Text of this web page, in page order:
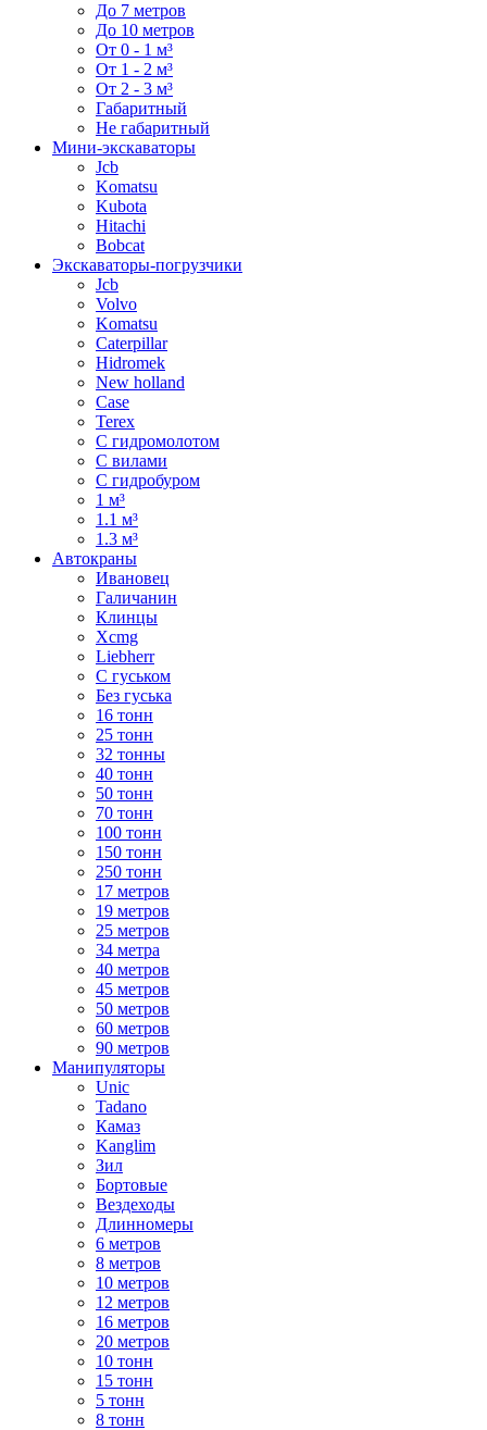
До 7 метров
До 10 метров
От 0 - 1 м³
От 1 - 2 м³
От 2 - 3 м³
Габаритный
Не габаритный
Мини-экскаваторы
Jcb
Komatsu
Kubota
Hitachi
Bobcat
Экскаваторы-погрузчики
Jcb
Volvo
Komatsu
Caterpillar
Hidromek
New holland
Case
Terex
С гидромолотом
С вилами
С гидробуром
1 м³
1.1 м³
1.3 м³
Автокраны
Ивановец
Галичанин
Клинцы
Xcmg
Liebherr
С гуськом
Без гуська
16 тонн
25 тонн
32 тонны
40 тонн
50 тонн
70 тонн
100 тонн
150 тонн
250 тонн
17 метров
19 метров
25 метров
34 метра
40 метров
45 метров
50 метров
60 метров
90 метров
Манипуляторы
Unic
Tadano
Камаз
Kanglim
Зил
Бортовые
Вездеходы
Длинномеры
6 метров
8 метров
10 метров
12 метров
16 метров
20 метров
10 тонн
15 тонн
5 тонн
8 тонн